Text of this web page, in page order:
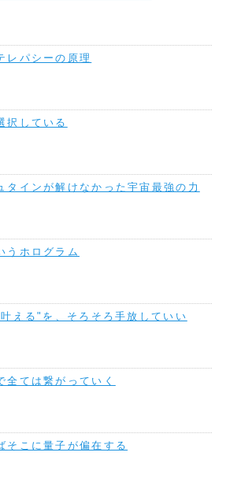
レパシーの原理
択している
タインが解けなかった宇宙最強の力
うホログラム
える"を、そろそろ手放していい
全ては繋がっていく
そこに量子が偏在する